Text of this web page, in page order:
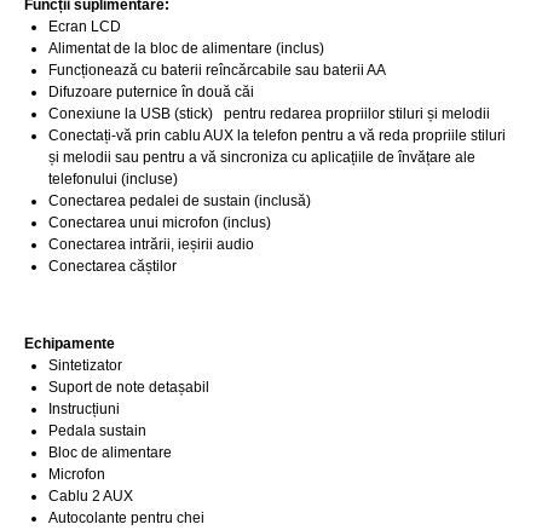
Funcții suplimentare:
Ecran LCD
Alimentat de la bloc de alimentare (inclus)
Funcționează cu baterii reîncărcabile sau baterii AA
Difuzoare puternice în două căi
Conexiune la USB (stick) pentru redarea propriilor stiluri și melodii
Conectați-vă prin cablu AUX la telefon pentru a vă reda propriile stiluri
și melodii sau pentru a vă sincroniza cu aplicațiile de învățare ale
telefonului (incluse)
Conectarea pedalei de sustain (inclusă)
Conectarea unui microfon (inclus)
Conectarea intrării, ieșirii audio
Conectarea căștilor
Echipamente
Sintetizator
Suport de note detașabil
Instrucțiuni
Pedala sustain
Bloc de alimentare
Microfon
Cablu 2 AUX
Autocolante pentru chei